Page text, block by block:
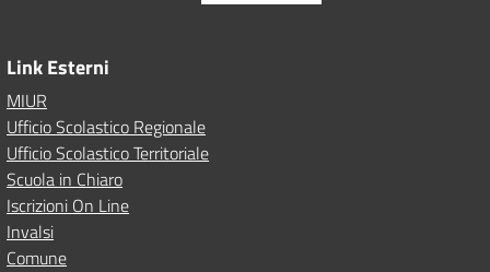
Link Esterni
MIUR
Ufficio Scolastico Regionale
Ufficio Scolastico Territoriale
Scuola in Chiaro
Iscrizioni On Line
Invalsi
Comune